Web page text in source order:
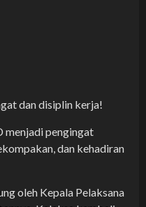
dan disiplin kerja!
menjadi pengingat
dan kehadiran
oleh Kepala Pelaksana